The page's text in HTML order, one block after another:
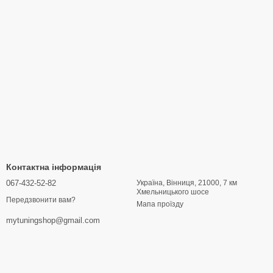
Контактна інформація
067-432-52-82
Передзвонити вам?
mytuningshop@gmail.com
Україна, Вінниця, 21000, 7 км
Хмельницького шосе
Мапа проїзду